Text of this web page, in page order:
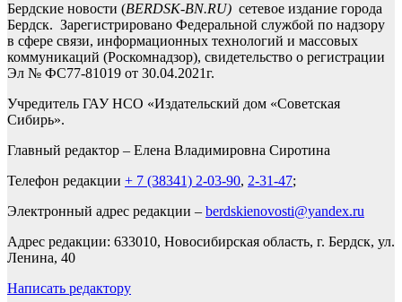
Бердские новости (BERDSK-BN.RU) сетевое издание города
Бердск. Зарегистрировано Федеральной службой по надзору
в сфере связи, информационных технологий и массовых
коммуникаций (Роскомнадзор), свидетельство о регистрации
Эл № ФС77-81019 от 30.04.2021г.
Учредитель ГАУ НСО «Издательский дом «Советская
Сибирь».
Главный редактор – Елена Владимировна Сиротина
Телефон редакции + 7 (38341) 2-03-90, 2-31-47;
Электронный адрес редакции – berdskienovosti@yandex.ru
Адрес редакции: 633010, Новосибирская область, г. Бердск, ул.
Ленина, 40
Написать редактору